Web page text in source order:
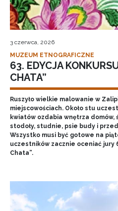
3 czerwca, 2026
MUZEUM ETNOGRAFICZNE
63. EDYCJA
CHATA”
Ruszyło wielkie malowanie w
miejscowościach. Około stu
kwiatów ozdabia wnętrza domów,
stodoły, studnie, psie budy i
Wszystko musi być gotowe na
uczestników zacznie oceniać jury
Chata”.